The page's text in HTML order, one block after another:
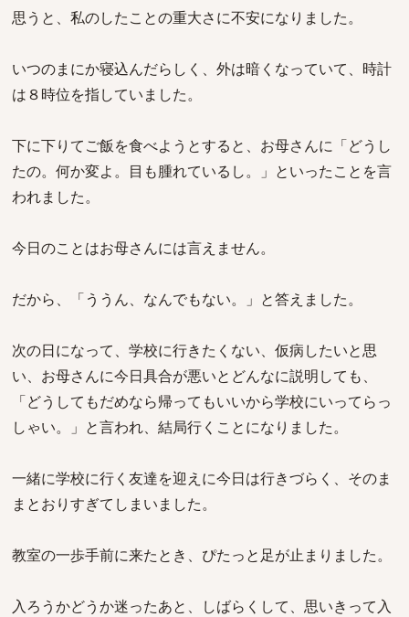
思うと、私のしたことの重大さに不安になりました。
いつのまにか寝込んだらしく、外は暗くなっていて、時計
は８時位を指していました。
下に下りてご飯を食べようとすると、お母さんに「どうし
たの。何か変よ。目も腫れているし。」といったことを言
われました。
今日のことはお母さんには言えません。
だから、「ううん、なんでもない。」と答えました。
次の日になって、学校に行きたくない、仮病したいと思
い、お母さんに今日具合が悪いとどんなに説明しても、
「どうしてもだめなら帰ってもいいから学校にいってらっ
しゃい。」と言われ、結局行くことになりました。
一緒に学校に行く友達を迎えに今日は行きづらく、そのま
まとおりすぎてしまいました。
教室の一歩手前に来たとき、ぴたっと足が止まりました。
入ろうかどうか迷ったあと、しばらくして、思いきって入